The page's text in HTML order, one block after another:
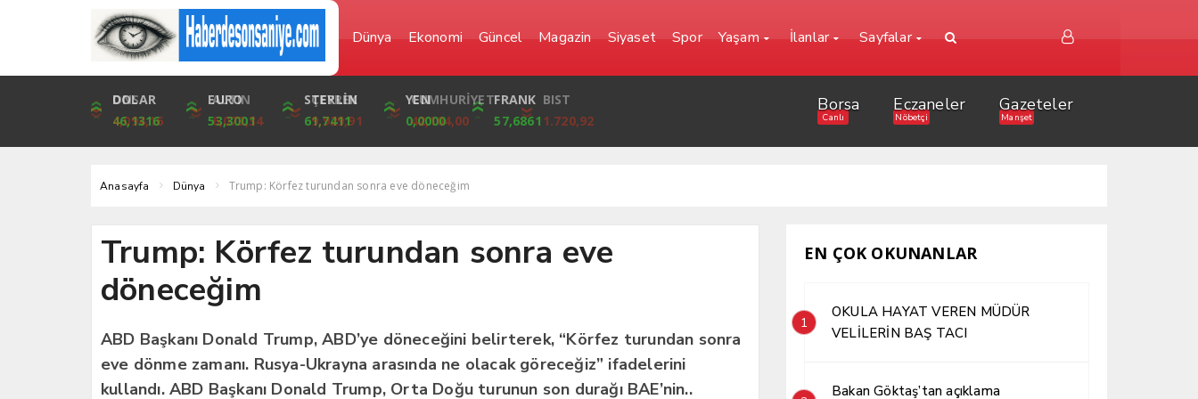
Dünya Ekonomi Güncel Magazin Siyaset Spor Yaşam İlanlar Sayfalar
DOLAR
46,1316
EURO
53,3001
STERLİN
61,7411
YEN
0,0000
FRANK
57,6861
ONS
4,094,16
ALTIN
6,073,34
ÇEYREK
9,929,91
CUMHURİYET
42,104,00
BIST
1.720,92
Borsa
Canlı
Eczaneler
Nöbetçi
Gazeteler
Manşet
Anasayfa Dünya Trump: Körfez turundan sonra eve döneceğim
Trump: Körfez turundan sonra eve
döneceğim
ABD Başkanı Donald Trump, ABD’ye döneceğini belirterek, “Körfez turundan sonra
eve dönme zamanı. Rusya-Ukrayna arasında ne olacak göreceğiz” ifadelerini
kullandı. ABD Başkanı Donald Trump, Orta Doğu turunun son durağı BAE’nin..
EN ÇOK OKUNANLAR
1
OKULA HAYAT VEREN MÜDÜR
VELİLERİN BAŞ TACI
Bakan Göktaş’tan açıklama